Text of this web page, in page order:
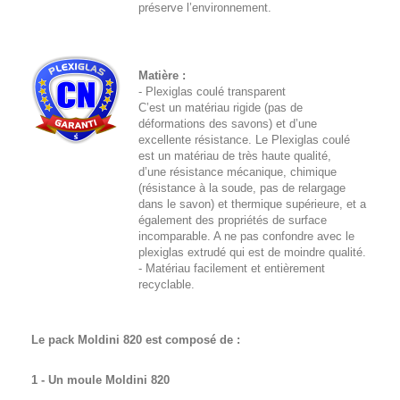
préserve l’environnement.
Matière :
- Plexiglas coulé transparent
C’est un matériau rigide (pas de
déformations des savons) et d’une
excellente résistance. Le Plexiglas coulé
est un matériau de très haute qualité,
d’une résistance mécanique, chimique
(résistance à la soude, pas de relargage
dans le savon) et thermique supérieure, et a
égal ement des propriétés de surface
incomparable. A ne pas confondre avec le
plexiglas extrudé qui est de moindre qualité.
- Matériau facilement et entièrement
recyclable.
Le pack Moldini 820 est composé de :
1 - Un moule Moldini 820